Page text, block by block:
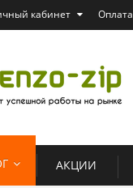
кабинет Оплата
АКЦИИ